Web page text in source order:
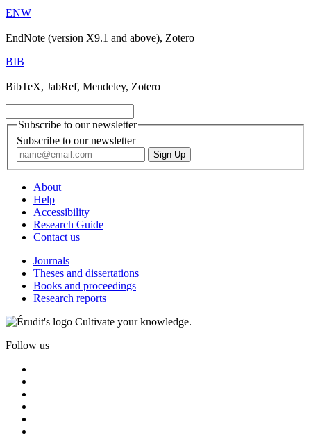
ENW
EndNote (version X9.1 and above), Zotero
BIB
BibTeX, JabRef, Mendeley, Zotero
Subscribe to our newsletter
Subscribe to our newsletter
About
Help
Accessibility
Research Guide
Contact us
Journals
Theses and dissertations
Books and proceedings
Research reports
Cultivate your knowledge.
Follow us